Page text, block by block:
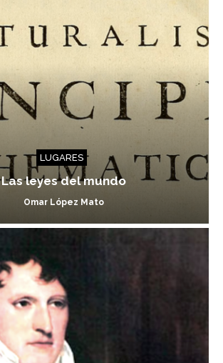
LUGARES
Las leyes del mundo
Omar López Mato